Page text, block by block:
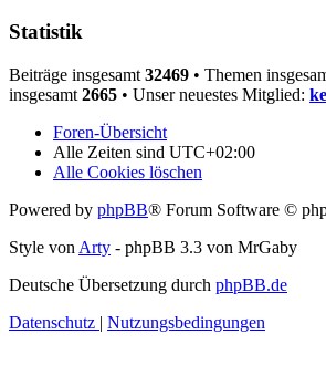
Statistik
Beiträge insgesamt 32469 • Themen
insgesamt 2665 • Unser neuestes Mitglied:
Foren-Übersicht
Alle Zeiten sind UTC+02:00
Alle Cookies löschen
Powered by phpBB® Forum Software ©
Style von Arty - phpBB 3.3 von MrGaby
Deutsche Übersetzung durch phpBB.de
Datenschutz | Nutzungsbedingungen